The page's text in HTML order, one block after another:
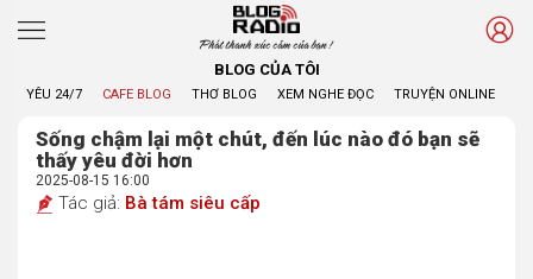
Phát thanh xúc cảm của bạn !
BLOG CỦA TÔI
YÊU 24/7 CAFE BLOG THƠ BLOG XEM NGHE ĐỌC TRUYỆN ONLINE
Sống chậm lại một chút, đến lúc nào đó bạn sẽ
thấy yêu đời hơn
2025-08-15 16:00
Tác giả: Bà tám siêu cấp